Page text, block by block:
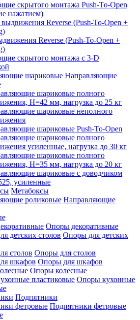
скрытого монтажа Push-To-Open
нажатием)
Reverse (Push-To-Open +
скрытого монтажа с 3-D
Направляющие
шариковые полного
H=42 мм, нагрузка до 25 кг
шариковые неполного
шариковые Push-To-Open
шариковые полного
усиленные, нагрузка до 30 кг
шариковые полного
H=35 мм, нагрузка до 20 кг
шариковые с доводчиком
усиленные
Метабоксы
Направляющие
Опоры декоративные
Опоры для детских
Опоры для столов
Опоры для шкафов
Опоры колесные
Опоры кухонные
Подпятники
Подпятники фетровые